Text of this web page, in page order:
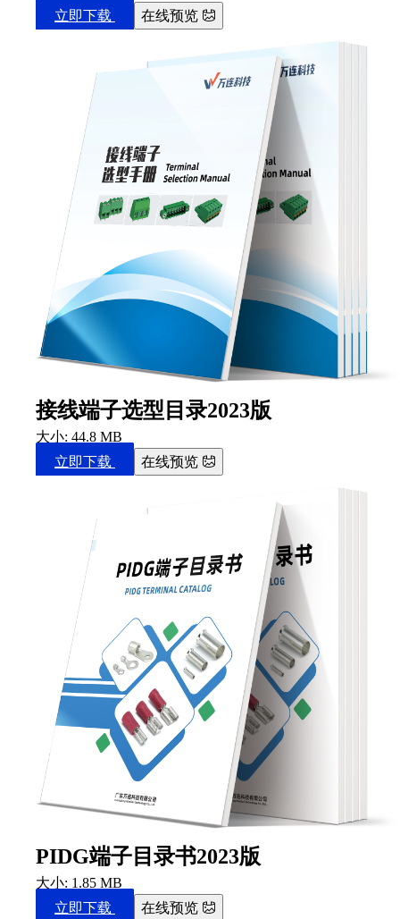
立即下载
在线预览
接线端子选型目录2023版
大小: 44.8 MB
立即下载
在线预览
PIDG端子目录书2023版
大小: 1.85 MB
立即下载
在线预览